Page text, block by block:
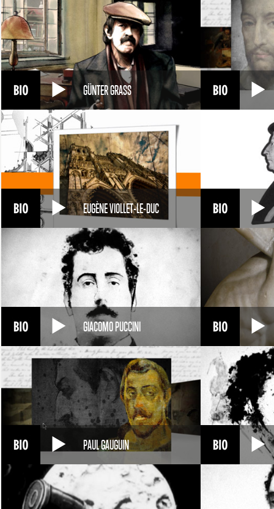
GÜNTER GRASS
EUGÈNE VIOLLET-LE-DUC
GIACOMO PUCCINI
PAUL GAUGUIN